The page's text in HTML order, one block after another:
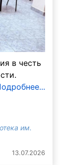
в честь
им.
13.07.2026